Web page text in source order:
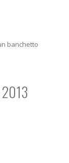
banchetto